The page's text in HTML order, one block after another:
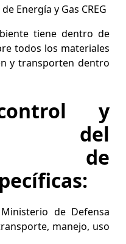
Energía y Gas CREG
tiene dentro de
todos los materiales
y transporten dentro
y
del
de
Ministerio de Defensa
manejo, uso